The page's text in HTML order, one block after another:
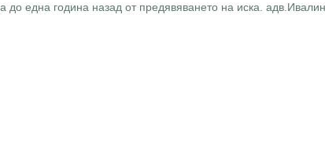
една година назад от предявяването на иска.